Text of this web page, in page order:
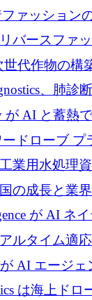
万ドルを調
ュンヘンを
ァッション
バースファ
拡大に7桁の
世代作物の構
、肺診
を確保
が AI と蓄熱
めに 130 万
ドローブ プ
ユーザーに
獲得
業用水処理
保
の成長と業
ドルを確保
が AI ネ
を拡大する
ルタイム適
確保
AI エージ
ョンを強化
は海上ドロ